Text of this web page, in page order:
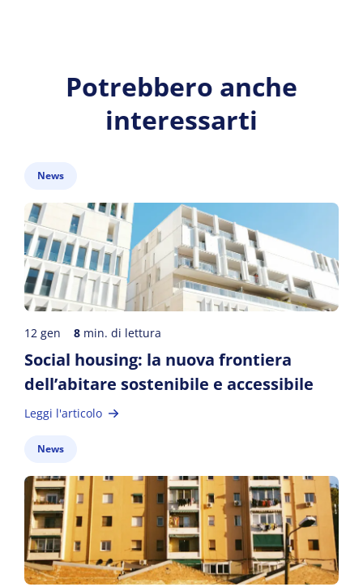
Potrebbero anche
interessarti
News
12 gen 8 min. di lettura
Social housing: la nuova frontiera
dell’abitare sostenibile e accessibile
Leggi l'articolo
News